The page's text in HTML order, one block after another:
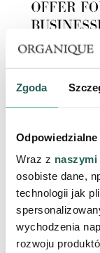
Zgoda
Wraz z
osobiste dane,
technologii jak
wychodzenia
rozwoju
‹